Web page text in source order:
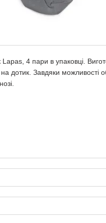
4 пари в упаковці.
дотик. Завдяки можливості